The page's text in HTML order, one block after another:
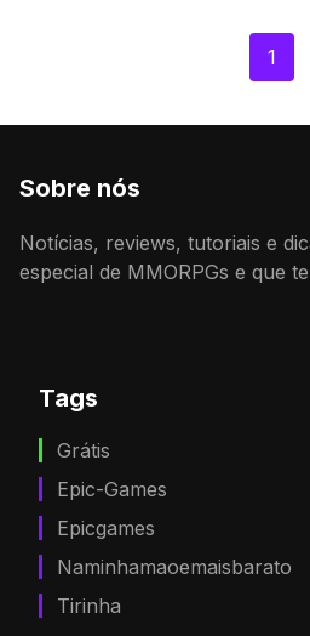
1
Sobre nós
Notícias, reviews, tutoriais e
especial de MMORPGs e que
Tags
Grátis
Epic-Games
Epicgames
Naminhamaoemaisbarato
Tirinha